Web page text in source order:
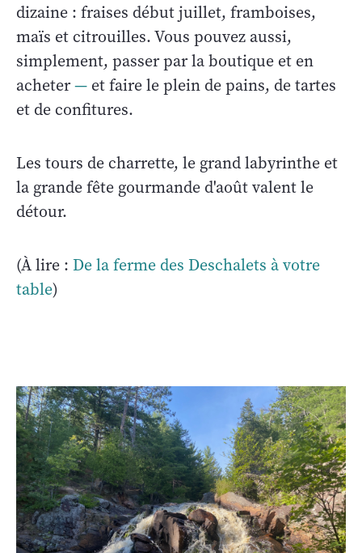
dizaine : fraises début juillet, framboises,
maïs et citrouilles. Vous pouvez aussi,
simplement, passer par la boutique et en
acheter— et faire le plein de pains, de tartes
et de confitures.
Les tours de charrette, le grand labyrinthe et
la grande fête gourmande d'août valent le
détour.
(À lire : De la ferme des Deschalets à votre
table)